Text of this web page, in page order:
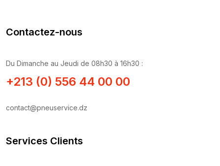
Contactez-nous
Du Dimanche au Jeudi de 08h30 à 16h30 :
+213 (0) 556 44 00 00
contact@pneuservice.dz
Services Clients